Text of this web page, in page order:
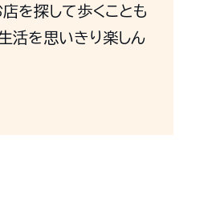
を探して歩くことも
活を思いきり楽しん